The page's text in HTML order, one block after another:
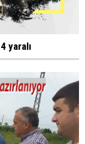
yaralı